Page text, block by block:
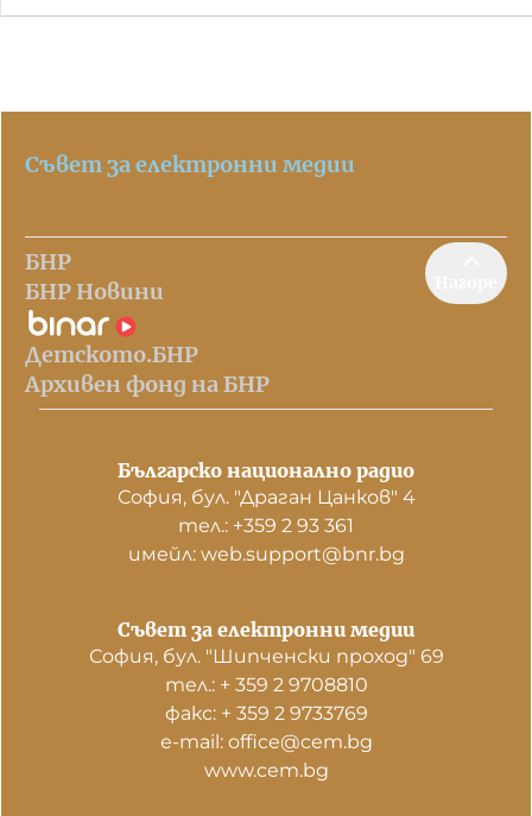
Съвет за електронни медии
БНР
БНР Новини
Детското.БНР
Архивен фонд на БНР
Българско национално радио
София, бул. "Драган Цанков" 4
тел.: +359 2 93 361
имейл: web.support@bnr.bg
Съвет за електронни медии
София, бул. "Шипченски проход" 69
тел.: + 359 2 9708810
факс: + 359 2 9733769
е-mail: office@cem.bg
www.cem.bg